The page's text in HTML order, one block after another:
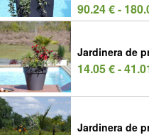
90.24 € -
Jardinera de
14.05 € -
Jardinera de